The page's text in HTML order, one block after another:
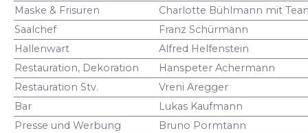
Maske & Frisuren
Charlotte Bühlmann mit
Saalchef
Franz Schürmann
Hallenwart
Alfred Helfenstein
Restauration, Dekoration
Hanspeter Achermann
Restauration Stv.
Vreni Aregger
Bar
Lukas Kaufmann
Presse und Werbung
Bruno Pormtann